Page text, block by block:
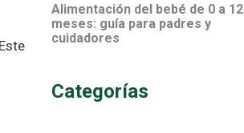
Alimentación del bebé de 0 a 12
meses: guía para padres y
cuidadores
Categorías